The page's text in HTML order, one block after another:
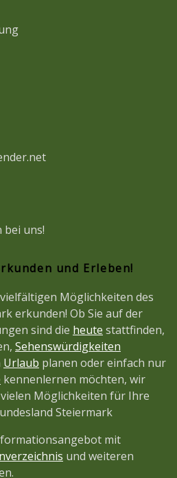
uns!
und Erleben!
Möglichkeiten des
erkunden! Ob Sie auf der
sind die heute stattfinden,
Sehenswürdigkeiten
Urlaub planen oder einfach nur
kennenlernen möchten, wir
Möglichkeiten für Ihre
Steiermark
mit
und weiteren